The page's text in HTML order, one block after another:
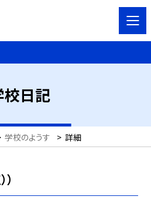
校日記
学校のようす > 詳細